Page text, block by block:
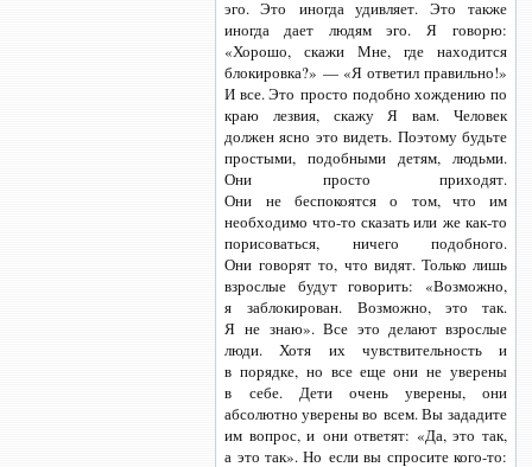
эго. Это иногда удивляет. Это также
иногда дает людям эго. Я говорю:
«Хорошо, скажи Мне, где находится
блокировка?» — «Я ответил правильно!»
И все. Это просто подобно хождению по
краю лезвия, скажу Я вам. Человек
должен ясно это видеть. Поэтому будьте
простыми, подобными детям, людьми.
Они просто приходят.
Они не беспокоятся о том, что им
необходимо что-то сказать или жекак-то
порисоваться, ничего подобного.
Они говорят то, что видят. Только лишь
взрослые будут говорить: «Возможно,
я заблокирован. Возможно, это так.
Я не знаю». Все это делают взрослые
люди. Хотя их чувствительность и
в порядке, но все еще они не уверены
в себе. Дети очень уверены, они
абсолютно уверены во всем. Вы зададите
им вопрос, и они ответят: «Да, это так,
а это так». Но если вы спросите кого-то: